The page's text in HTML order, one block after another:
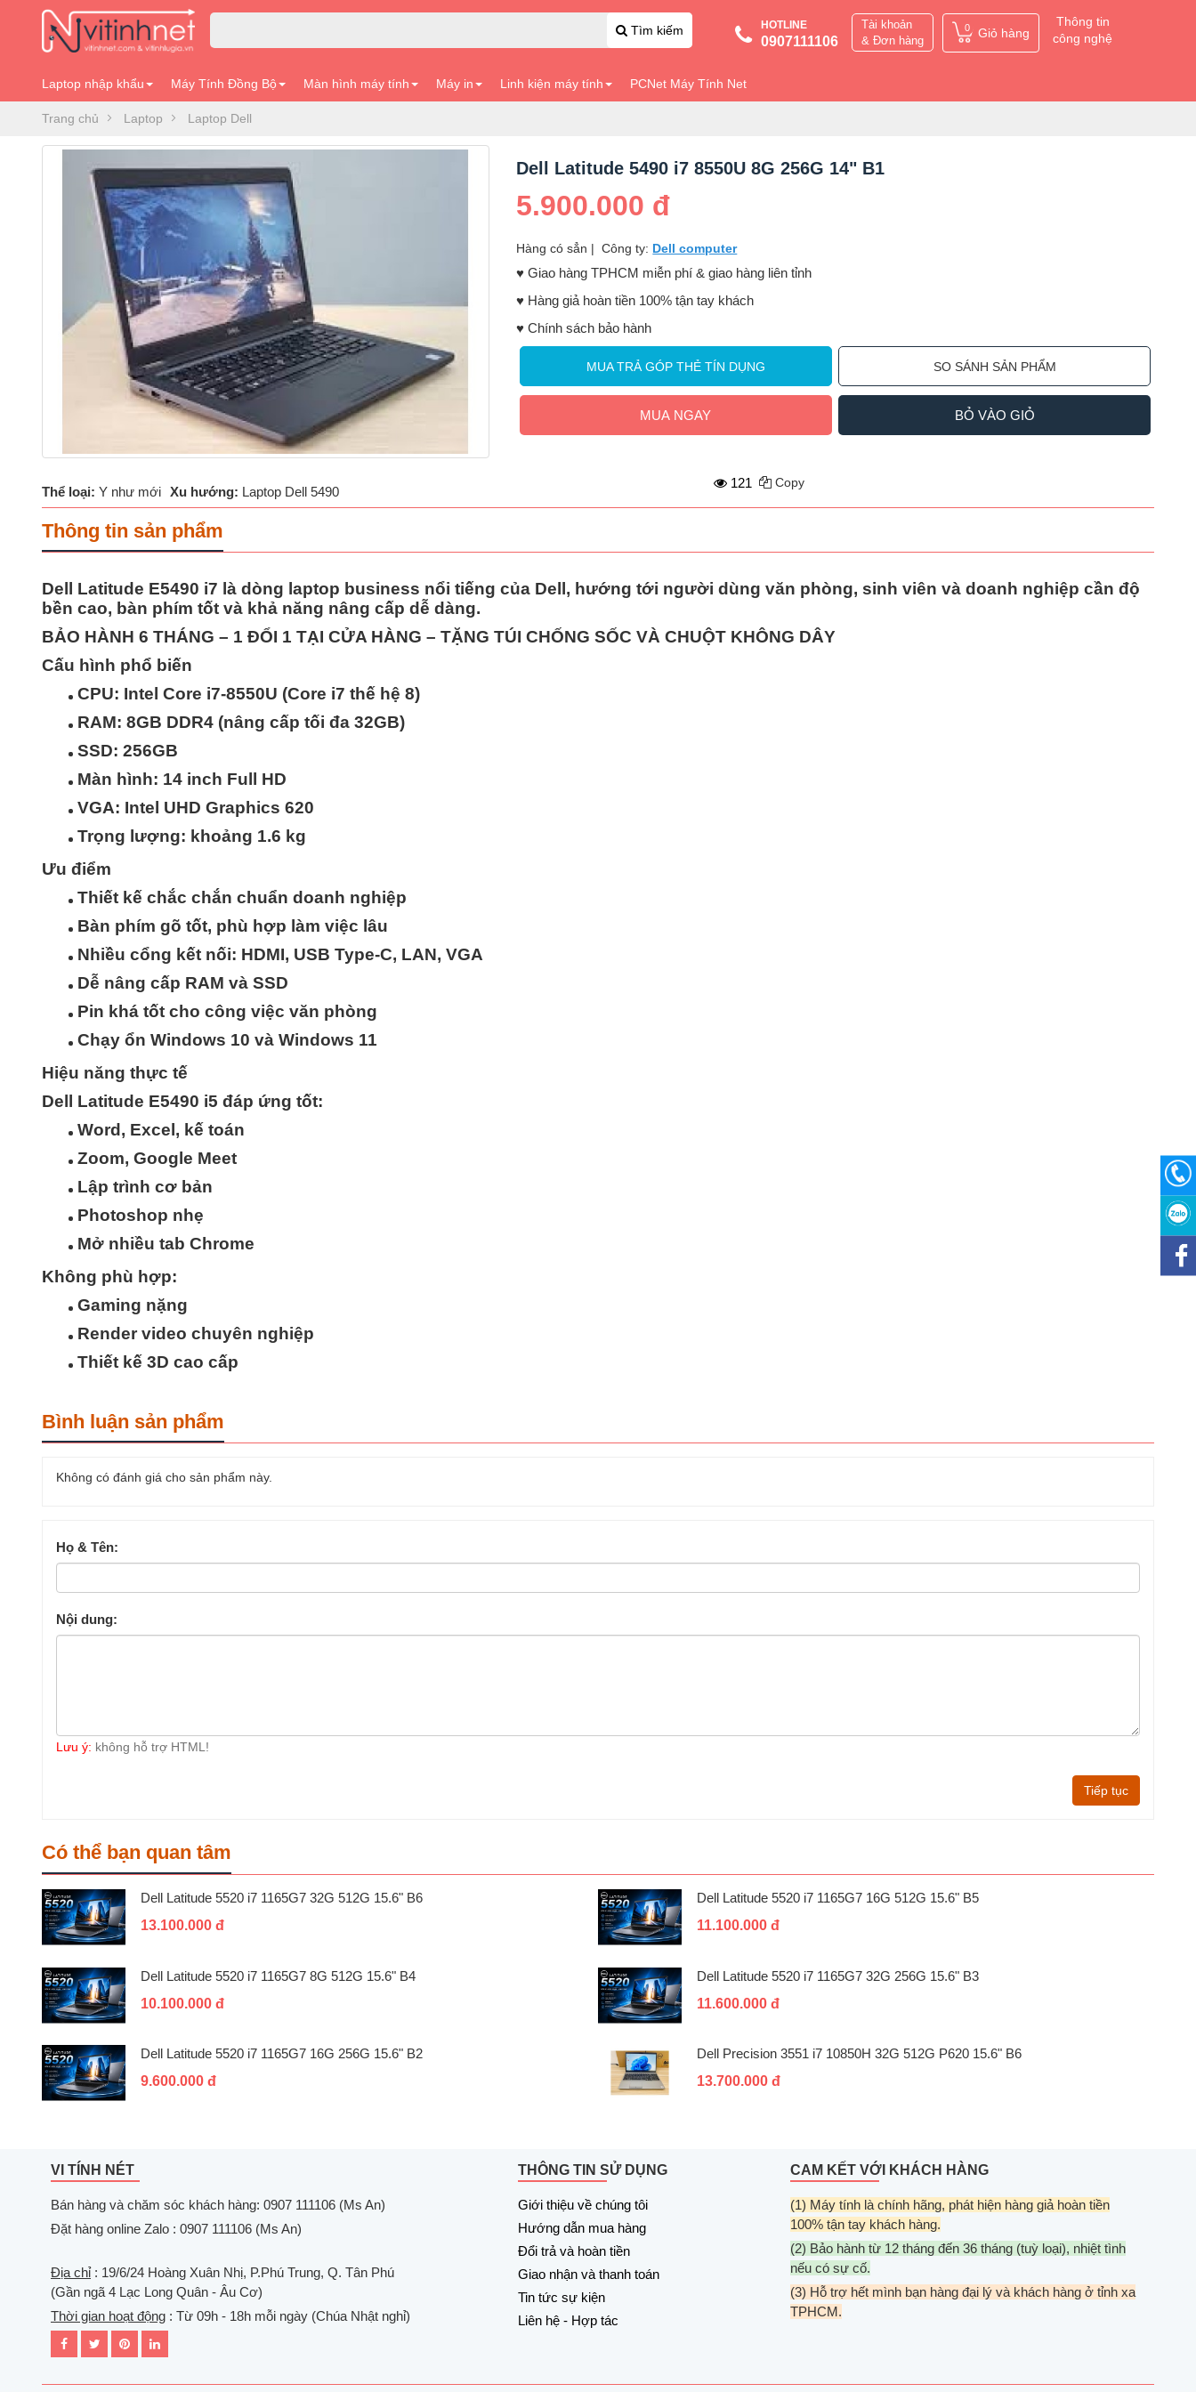
Tìm kiếm HOTLINE
0907111106
Tài khoản
& Đơn hàng
0 Giỏ hàng
Thông tin
công nghệ
Laptop nhập khẩu Máy Tính Đồng Bộ Màn hình máy tính Máy in Linh kiện máy tính PCNet Máy Tính Net
Trang chủ Laptop Laptop Dell
Dell Latitude 5490 i7 8550U 8G 256G 14" B1
5.900.000 đ
Hàng có sẳn |Công ty: Dell computer
♥️ Giao hàng TPHCM miễn phí & giao hàng liên tỉnh
♥️ Hàng giả hoàn tiền 100% tận tay khách
♥️ Chính sách bảo hành
MUA TRẢ GÓP THẺ TÍN DỤNG SO SÁNH SẢN PHẨM
MUA NGAY BỎ VÀO GIỎ
Thể loại: Y như mới Xu hướng: Laptop Dell 5490
121 Copy
Thông tin sản phẩm
Dell Latitude E5490 i7 là dòng laptop business nổi tiếng của Dell, hướng tới người dùng văn phòng, sinh viên và doanh nghiệp cần độ
bền cao, bàn phím tốt và khả năng nâng cấp dễ dàng.
BẢO HÀNH 6 THÁNG – 1 ĐỔI 1 TẠI CỬA HÀNG – TẶNG TÚI CHỐNG SỐC VÀ CHUỘT KHÔNG DÂY
Cấu hình phổ biến
CPU: Intel Core i7-8550U (Core i7 thế hệ 8)
RAM: 8GB DDR4 (nâng cấp tối đa 32GB)
SSD: 256GB
Màn hình: 14 inch Full HD
VGA: Intel UHD Graphics 620
Trọng lượng: khoảng 1.6 kg
Ưu điểm
Thiết kế chắc chắn chuẩn doanh nghiệp
Bàn phím gõ tốt, phù hợp làm việc lâu
Nhiều cổng kết nối: HDMI, USB Type-C, LAN, VGA
Dễ nâng cấp RAM và SSD
Pin khá tốt cho công việc văn phòng
Chạy ổn Windows 10 và Windows 11
Hiệu năng thực tế
Dell Latitude E5490 i5 đáp ứng tốt:
Word, Excel, kế toán
Zoom, Google Meet
Lập trình cơ bản
Photoshop nhẹ
Mở nhiều tab Chrome
Không phù hợp:
Gaming nặng
Render video chuyên nghiệp
Thiết kế 3D cao cấp
Bình luận sản phẩm
Không có đánh giá cho sản phẩm này.
Họ & Tên:
Nội dung:
Lưu ý: không hỗ trợ HTML!
Tiếp tục
Có thể bạn quan tâm
Dell Latitude 5520 i7 1165G7 32G 512G 15.6" B6
13.100.000 đ
Dell Latitude 5520 i7 1165G7 16G 512G 15.6" B5
11.100.000 đ
Dell Latitude 5520 i7 1165G7 8G 512G 15.6" B4
10.100.000 đ
Dell Latitude 5520 i7 1165G7 32G 256G 15.6" B3
11.600.000 đ
Dell Latitude 5520 i7 1165G7 16G 256G 15.6" B2
9.600.000 đ
Dell Precision 3551 i7 10850H 32G 512G P620 15.6" B6
13.700.000 đ
VI TÍNH NÉT
Bán hàng và chăm sóc khách hàng: 0907 111106 (Ms An)
Đặt hàng online Zalo : 0907 111106 (Ms An)
Địa chỉ: 19/6/24 Hoàng Xuân Nhị, P.Phú Trung, Q. Tân Phú
(Gần ngã 4 Lạc Long Quân - Âu Cơ)
Thời gian hoạt động : Từ 09h - 18h mỗi ngày (Chúa Nhật nghỉ)
THÔNG TIN SỬ DỤNG
Giới thiệu về chúng tôi
Hướng dẫn mua hàng
Đổi trả và hoàn tiền
Giao nhận và thanh toán
Tin tức sự kiện
Liên hệ - Hợp tác
CAM KẾT VỚI KHÁCH HÀNG
(1) Máy tính là chính hãng, phát hiện hàng giả hoàn tiền
100% tận tay khách hàng.
(2) Bảo hành từ 12 tháng đến 36 tháng (tuỳ loại), nhiệt tình
nếu có sự cố.
(3) Hỗ trợ hết mình bạn hàng đại lý và khách hàng ở tỉnh xa
TPHCM.